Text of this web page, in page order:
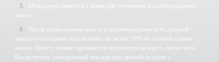
Менеджер свяжется с Вами для уточнения и подтверждения
заказа.
После согласования макета и подтверждения всех деталей
заказа необходимо внести аванс не менее 50% от полной суммы
заказа. Оплату можно произвести переводом на карту, после чего
Вы получите электронный чек или при личной встрече с